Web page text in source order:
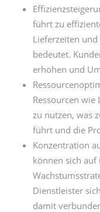
führt zu
Lieferzeiten
bedeutet.
erhöhen und
Ressourcen wie
zu nutzen, was
führt und die
Konzentration
können sich
Dienstleister
damit